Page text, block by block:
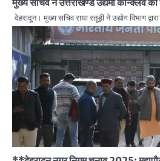
देहरादून। मुख्य सचिव राधा रतूड़ी ने उद्योग विभाग